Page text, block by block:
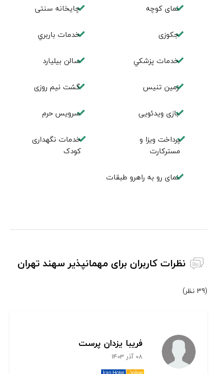
نمای کوچه چايخانه سنتی
جكوزی خدمات باربري
خدمات پزشكي سالن بيليارد
زمين تنيس گشت نیم روزی
بازی ویدئویی سرویس حرم
پرداخت ویزا و
مسترکارت
خدمات نگهداری
کودک
نمای رو به راهرو طبقات
نظرات کاربران برای مهمانپذیر سهند تهران
(39 نظر)
فریبا یزدان پرست
08 آذر 1403